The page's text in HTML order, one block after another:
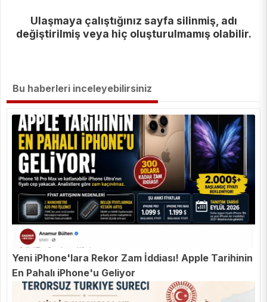
Ulaşmaya çalıştığınız sayfa silinmiş, adı
değiştirilmiş veya hiç oluşturulmamış olabilir.
Bu haberleri inceleyebilirsiniz
Yeni iPhone'lara Rekor Zam İddiası! Apple Tarihinin
En Pahalı iPhone'u Geliyor